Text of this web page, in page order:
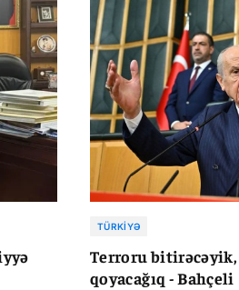
Türk
sabitliyin
lideri İrana müdaxilə
olduğunu və bu
olduğunu qeyd edib.
TÜRKIYƏ
Terroru bitirəcəyik,
qoyacağıq - Bahçeli